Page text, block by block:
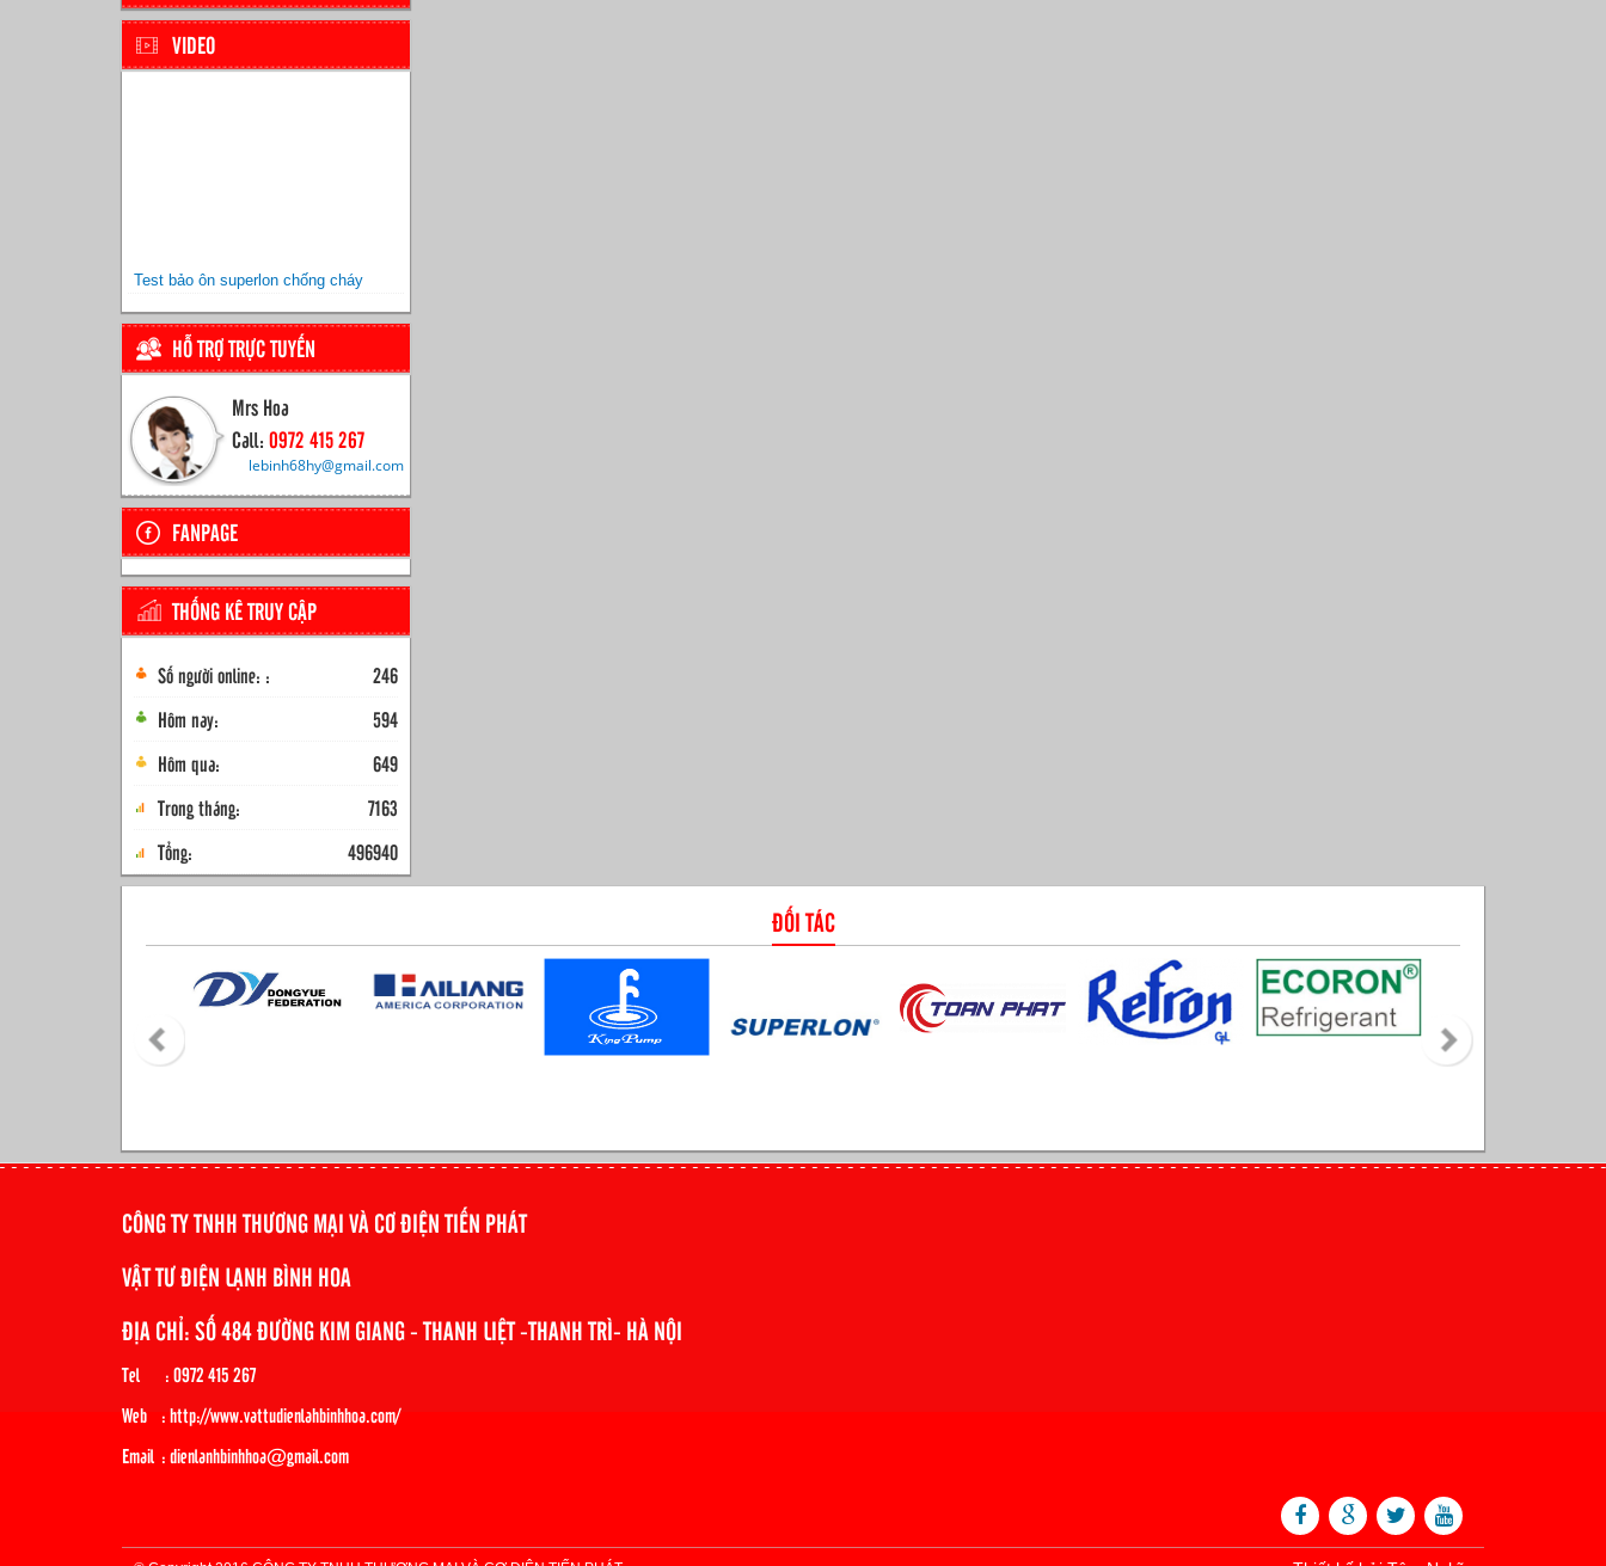
VIDEO
Test bảo ôn superlon chống cháy
HỖ TRỢ TRỰC TUYẾN
Mrs Hoa
Call: 0972 415 267
lebinh68hy@gmail.com
FANPAGE
THỐNG KÊ TRUY CẬP
Số người online: :
246
Hôm nay:
594
Hôm qua:
649
Trong tháng:
7163
Tổng:
496940
ĐỐI TÁC
CÔNG TY TNHH THƯƠNG MẠI VÀ CƠ ĐIỆN TIẾN PHÁT
VẬT TƯ ĐIỆN LẠNH BÌNH HOA
ĐỊA CHỈ: SỐ 484 ĐƯỜNG KIM GIANG - THANH LIỆT -THANH TRÌ- HÀ NỘI
Tel : 0972 415 267
Web : http://www.vattudienlahbinhhoa.com/
Email : dienlanhbinhhoa@gmail.com